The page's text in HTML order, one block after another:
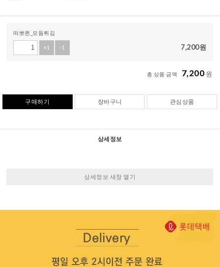
떠뽀퀸_모듬튀김
+1 -1 7,200원
총 상품 금액 7,200 원
구매하기 장바구니 관심상품
상세정보
상세정보 새창 열기